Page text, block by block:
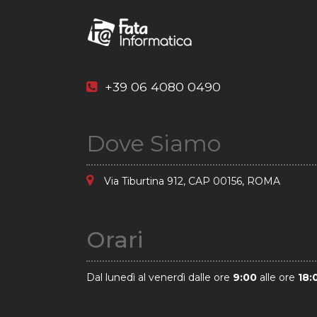
+39 06 4080 0490
Dove Siamo
Via Tiburtina 912, CAP 00156, ROMA
Orari
Dal lunedì al venerdì dalle ore 9:00 alle ore